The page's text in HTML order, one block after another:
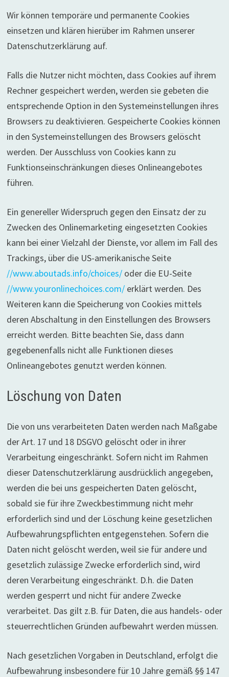
Wir können temporäre und permanente Cookies
einsetzen und klären hierüber im Rahmen unserer
Datenschutzerklärung auf.
Falls die Nutzer nicht möchten, dass Cookies auf ihrem
Rechner gespeichert werden, werden sie gebeten die
entsprechende Option in den Systemeinstellungen ihres
Browsers zu deaktivieren. Gespeicherte Cookies können
in den Systemeinstellungen des Browsers gelöscht
werden. Der Ausschluss von Cookies kann zu
Funktionseinschränkungen dieses Onlineangebotes
führen.
Ein genereller Widerspruch gegen den Einsatz der zu
Zwecken des Onlinemarketing eingesetzten Cookies
kann bei einer Vielzahl der Dienste, vor allem im Fall des
Trackings, über die US-amerikanische Seite
//www.aboutads.info/choices/oder die EU-Seite
//www.youronlinechoices.com/erklärt werden. Des
Weiteren kann die Speicherung von Cookies mittels
deren Abschaltung in den Einstellungen des Browsers
erreicht werden. Bitte beachten Sie, dass dann
gegebenenfalls nicht alle Funktionen dieses
Onlineangebotes genutzt werden können.
Löschung von Daten
Die von uns verarbeiteten Daten werden nach Maßgabe
der Art. 17 und 18 DSGVO gelöscht oder in ihrer
Verarbeitung eingeschränkt. Sofern nicht im Rahmen
dieser Datenschutzerklärung ausdrücklich angegeben,
werden die bei uns gespeicherten Daten gelöscht,
sobald sie für ihre Zweckbestimmung nicht mehr
erforderlich sind und der Löschung keine gesetzlichen
Aufbewahrungspflichten entgegenstehen. Sofern die
Daten nicht gelöscht werden, weil sie für andere und
gesetzlich zulässige Zwecke erforderlich sind, wird
deren Verarbeitung eingeschränkt. D.h. die Daten
werden gesperrt und nicht für andere Zwecke
verarbeitet. Das gilt z.B. für Daten, die aus handels- oder
steuerrechtlichen Gründen aufbewahrt werden müssen.
Nach gesetzlichen Vorgaben in Deutschland, erfolgt die
Aufbewahrung insbesondere für 10 Jahre gemäß §§ 147